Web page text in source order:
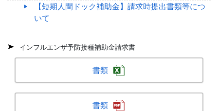
【短期人間ドック補助金】請求時提出書類等につ
いて
インフルエンザ予防接種補助金請求書
書類
書類